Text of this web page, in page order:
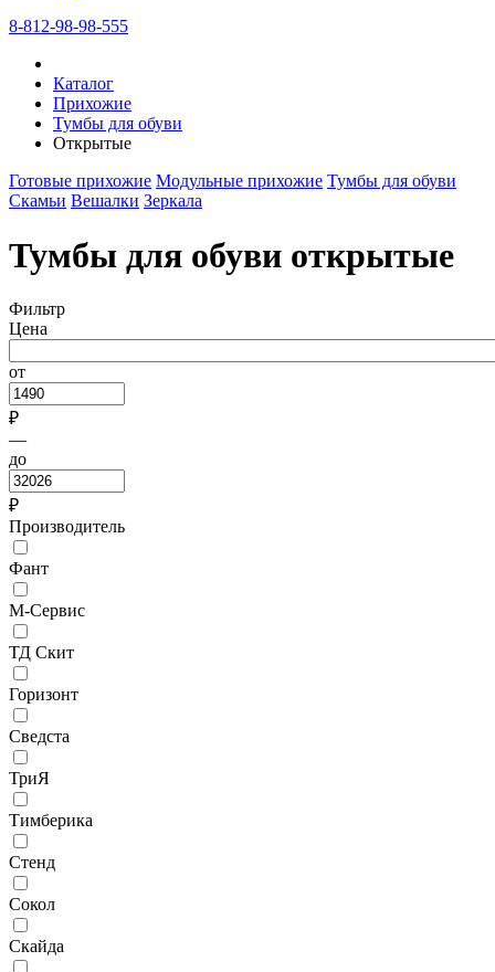
8-812-98-98-555
Каталог
Прихожие
Тумбы для обуви
Открытые
Готовые прихожие Модульные прихожие Тумбы для обуви
Скамьи Вешалки Зеркала
Тумбы для обуви открытые
Фильтр
Цена
от
₽
—
до
₽
Производитель
Фант
М-Сервис
ТД Скит
Горизонт
Сведста
ТриЯ
Тимберика
Стенд
Сокол
Скайда